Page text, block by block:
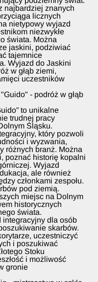
najbardziej znanych
licznych
nietypowy wyjazd
niezwykłe
świata. Można
jaskini, podziwiać
tajemnice
Wyjazd do Jaskini
w głąb ziemi,
uczestników
- podróż w głąb
to unikalne
trudnej pracy
Śląsku.
który pozwoli
i wyzwania,
różnych branż. Można
poznać historię kopalni
Wyjazd
ale również
członkami zespołu.
pod ziemią.
miejsc na Dolnym
historycznych
świata.
integracyjny dla osób
skarbów.
uczestniczyć
i poszukiwać
Stoku
i możliwość
gronie